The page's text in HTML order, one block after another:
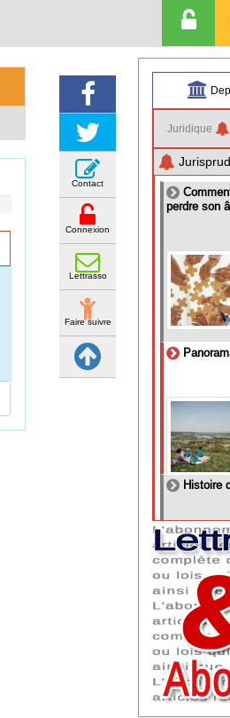
Contact
Connexion
Lettrasso
Faire suivre
Juridique
perdre son
Histoire
NAF
dès 2027